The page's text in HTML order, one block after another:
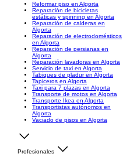
Reformar piso en Algorta
Reparación de bicicletas
estáticas y spinning en Algorta
Reparación de calderas en
Algorta
Reparación de electrodomésticos
en Algorta
Reparación de persianas en
Algorta
Reparación lavadoras en Algorta
Servicio de taxi en Algorta
Tabiques de pladur en Algorta
Tapiceros en Algorta
Taxi para 7 plazas en Algorta
Transporte de motos en Algorta
Transporte Ikea en Algorta
Transportistas autónomos en
Algorta
Vaciado de pisos en Algorta
Profesionales